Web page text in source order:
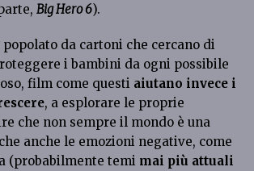
Big Hero 6).
da cartoni che cercano di
i bambini da ogni possibile
film come questi aiutano invece i
, a esplorare le proprie
che non sempre il mondo è una
anche le emozioni negative, come
(probabilmente temi mai più attuali